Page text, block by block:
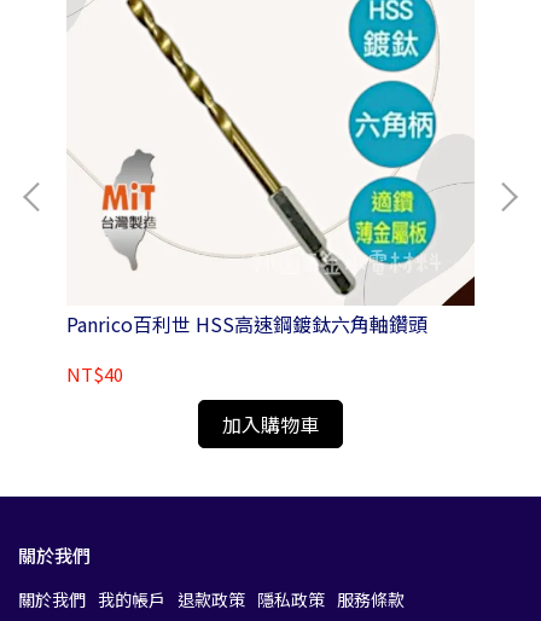
Panrico百利世 HSS高速鋼鍍鈦六角軸鑽頭
NT$40
加入購物車
關於我們
關於我們 我的帳戶 退款政策 隱私政策 服務條款